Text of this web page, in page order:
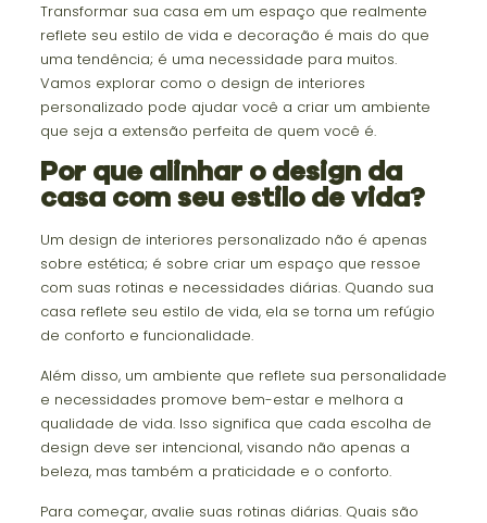
Transformar sua casa em um espaço que realmente
reflete seu estilo de vida e decoração é mais do que
uma tendência; é uma necessidade para muitos.
Vamos explorar como o design de interiores
personalizado pode ajudar você a criar um ambiente
que seja a extensão perfeita de quem você é.
Por que alinhar o design da
casa com seu estilo de vida?
Um design de interiores personalizado não é apenas
sobre estética; é sobre criar um espaço que ressoe
com suas rotinas e necessidades diárias. Quando sua
casa reflete seu estilo de vida, ela se torna um refúgio
de conforto e funcionalidade.
Além disso, um ambiente que reflete sua personalidade
e necessidades promove bem-estar e melhora a
qualidade de vida. Isso significa que cada escolha de
design deve ser intencional, visando não apenas a
beleza, mas também a praticidade e o conforto.
Para começar, avalie suas rotinas diárias. Quais são